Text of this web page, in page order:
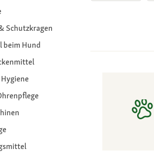
Schutzkragen
beim Hund